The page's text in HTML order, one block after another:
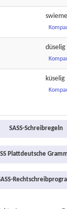
düselig
küselig
SASS-Schreibregeln
Plattdeutsche